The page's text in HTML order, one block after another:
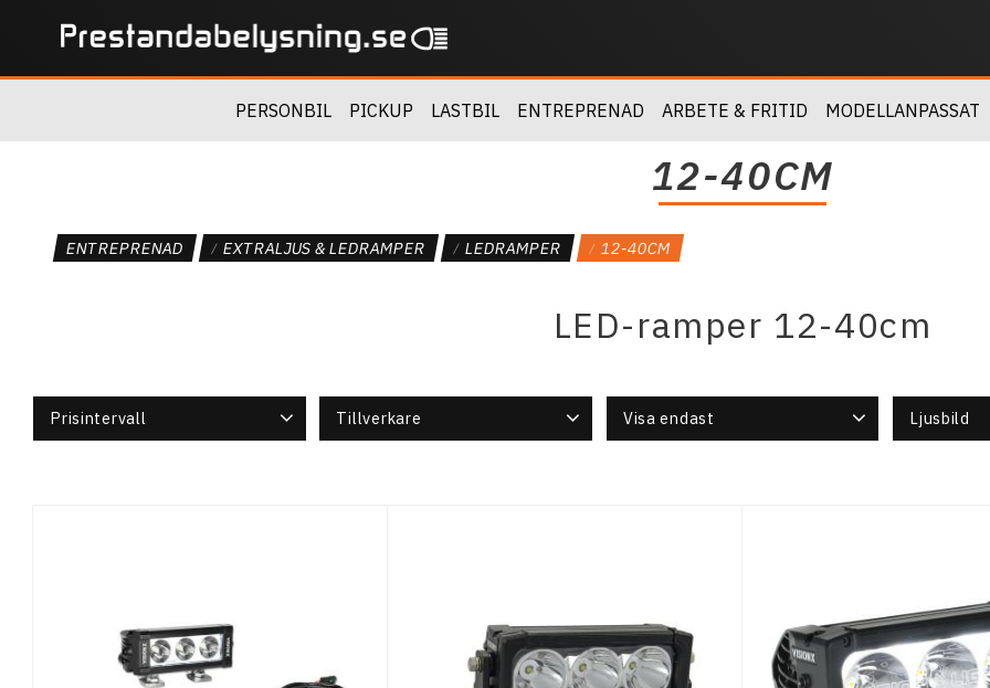
PERSONBIL PICKUP LASTBIL ENTREPRENAD ARBETE & FRITID MODELLANPASSAT
12-40CM
ENTREPRENAD EXTRALJUS & LEDRAMPER LEDRAMPER 12-40CM
LED-ramper 12-40cm
Prisintervall Tillverkare Visa endast Ljusbild
Visa fler